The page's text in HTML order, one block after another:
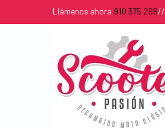
Llámenos ahora 910 375 299//